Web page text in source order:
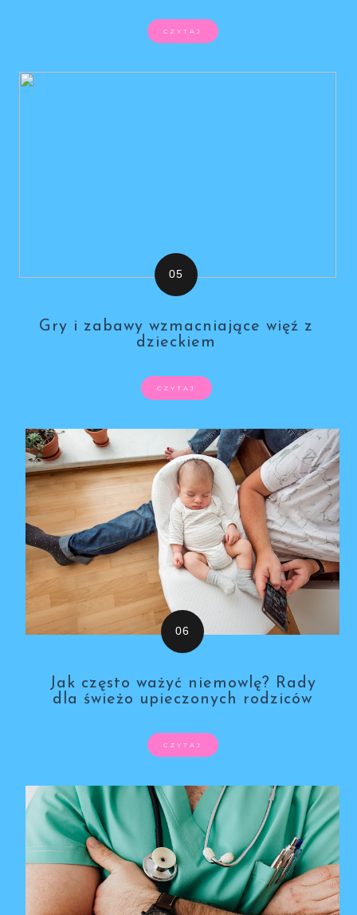
CZYTAJ
Gry i zabawy wzmacniające więź z
dzieckiem
CZYTAJ
Jak często ważyć niemowlę? Rady
dla świeżo upieczonych rodziców
CZYTAJ